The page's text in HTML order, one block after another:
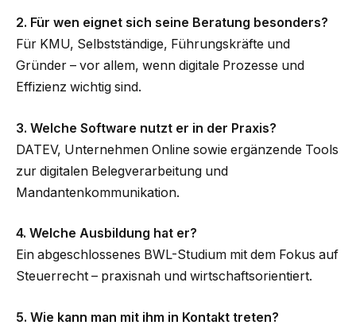
2. Für wen eignet sich seine Beratung besonders?
Für KMU, Selbstständige, Führungskräfte und
Gründer – vor allem, wenn digitale Prozesse und
Effizienz wichtig sind.
3. Welche Software nutzt er in der Praxis?
DATEV, Unternehmen Online sowie ergänzende Tools
zur digitalen Belegverarbeitung und
Mandantenkommunikation.
4. Welche Ausbildung hat er?
Ein abgeschlossenes BWL-Studium mit dem Fokus auf
Steuerrecht – praxisnah und wirtschaftsorientiert.
5. Wie kann man mit ihm in Kontakt treten?